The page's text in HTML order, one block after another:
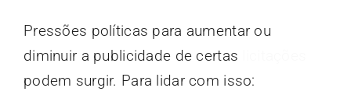
Pressões políticas para aumentar ou
diminuir a publicidade de certas
podem surgir. Para lidar com isso: